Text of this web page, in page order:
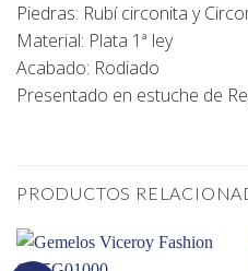
Piedras: Rubí circonita y
Material: Plata 1ª ley
Acabado: Rodiado
Presentado en estuche de
PRODUCTOS